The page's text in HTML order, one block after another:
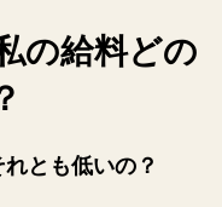
の給料どの
とも低いの？